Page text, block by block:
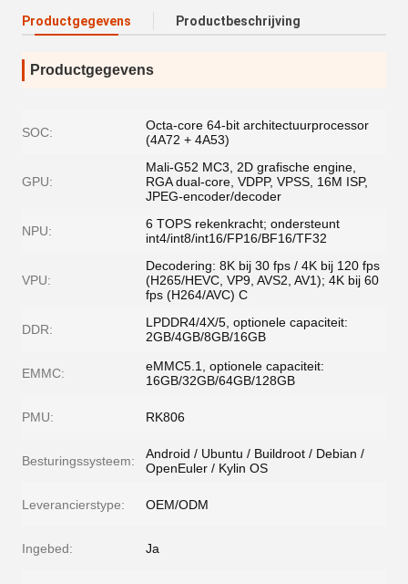
Productgegevens Productbeschrijving
Productgegevens
SOC:
Octa-core 64-bit architectuurprocessor
(4A72 + 4A53)
GPU:
Mali-G52 MC3, 2D grafische engine,
RGA dual-core, VDPP, VPSS, 16M ISP,
JPEG-encoder/decoder
NPU:
6 TOPS rekenkracht; ondersteunt
int4/int8/int16/FP16/BF16/TF32
VPU:
Decodering: 8K bij 30 fps / 4K bij 120 fps
(H265/HEVC, VP9, ​​AVS2, AV1); 4K bij 60
fps (H264/AVC) C
DDR:
LPDDR4/4X/5, optionele capaciteit:
2GB/4GB/8GB/16GB
EMMC:
eMMC5.1, optionele capaciteit:
16GB/32GB/64GB/128GB
PMU: RK806
Besturingssysteem:
Android / Ubuntu / Buildroot / Debian /
OpenEuler / Kylin OS
Leverancierstype: OEM/ODM
Ingebed: Ja